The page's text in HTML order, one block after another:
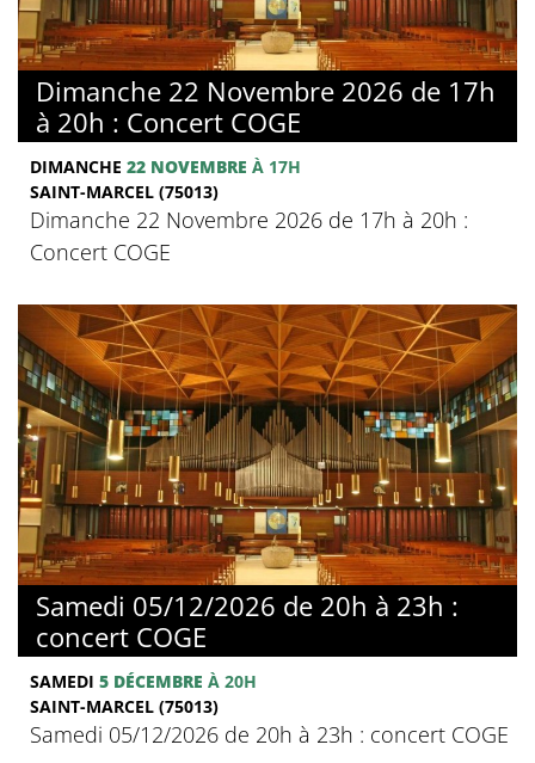
Dimanche 22 Novembre 2026 de 17h
à 20h : Concert COGE
DIMANCHE 22 NOVEMBRE À 17H
SAINT-MARCEL (75013)
Dimanche 22 Novembre 2026 de 17h à 20h :
Concert COGE
Samedi 05/12/2026 de 20h à 23h :
concert COGE
SAMEDI 5 DÉCEMBRE À 20H
SAINT-MARCEL (75013)
Samedi 05/12/2026 de 20h à 23h : concert COGE